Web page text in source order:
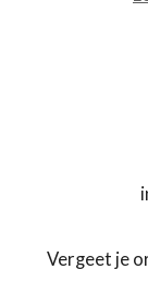
Vergeet je